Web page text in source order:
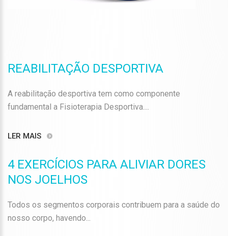
REABILITAÇÃO DESPORTIVA
A reabilitação desportiva tem como componente
fundamental a Fisioterapia Desportiva....
LER MAIS
4 EXERCÍCIOS PARA ALIVIAR DORES
NOS JOELHOS
Todos os segmentos corporais contribuem para a saúde do
nosso corpo, havendo...